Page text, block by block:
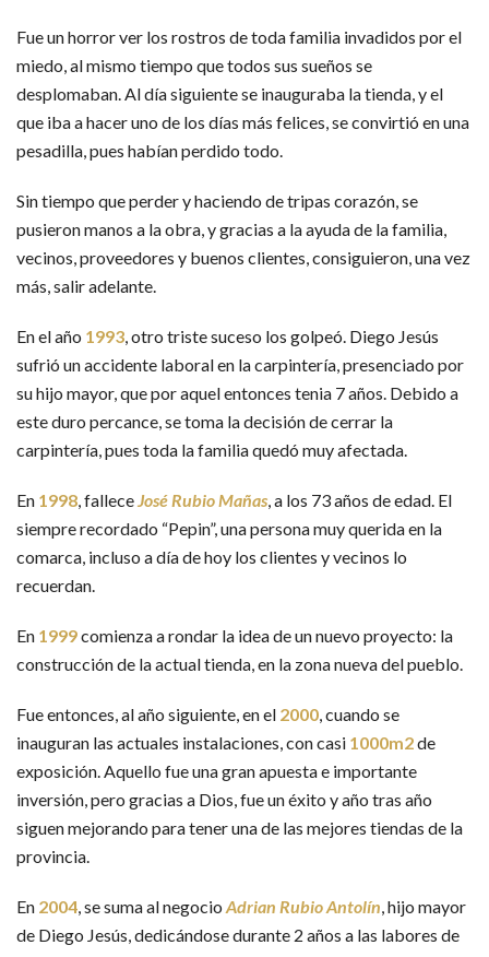
Fue un horror ver los rostros de toda familia invadidos por el
miedo, al mismo tiempo que todos sus sueños se
desplomaban. Al día siguiente se inauguraba la tienda, y el
que iba a hacer uno de los días más felices, se convirtió en una
pesadilla, pues habían perdido todo.
Sin tiempo que perder y haciendo de tripas corazón, se
pusieron manos a la obra, y gracias a la ayuda de la familia,
vecinos, proveedores y buenos clientes, consiguieron, una vez
más, salir adelante.
En el año 1993, otro triste suceso los golpeó. Diego Jesús
sufrió un accidente laboral en la carpintería, presenciado por
su hijo mayor, que por aquel entonces tenia 7 años. Debido a
este duro percance, se toma la decisión de cerrar la
carpintería, pues toda la familia quedó muy afectada.
En 1998, falleceJosé Rubio Mañas, a los 73 años de edad. El
siempre recordado “Pepin”, una persona muy querida en la
comarca, incluso a día de hoy los clientes y vecinos lo
recuerdan.
En 1999comienza a rondar la idea de un nuevo proyecto: la
construcción de la actual tienda, en la zona nueva del pueblo.
Fue entonces, al año siguiente, en el 2000, cuando se
inauguran las actuales instalaciones, con casi 1000m2de
exposición. Aquello fue una gran apuesta e importante
inversión, pero gracias a Dios, fue un éxito y año tras año
siguen mejorando para tener una de las mejores tiendas de la
provincia.
En 2004, se suma al negocio Adrian Rubio Antolín, hijo mayor
de Diego Jesús, dedicándose durante 2 años a las labores de